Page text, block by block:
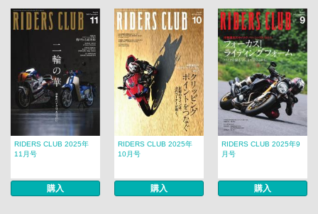
RIDERS CLUB 2025年
11月号
購入
RIDERS CLUB 2025年
10月号
購入
RIDERS CLUB 2025年9
月号
購入